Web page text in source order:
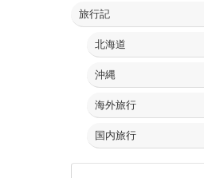
旅行記
北海道
沖縄
海外旅行
国内旅行